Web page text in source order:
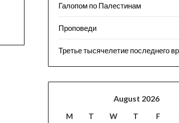
Галопом по Палестинам
Проповеди
Третье тысячелетие последнего
August 2026
M T W T F